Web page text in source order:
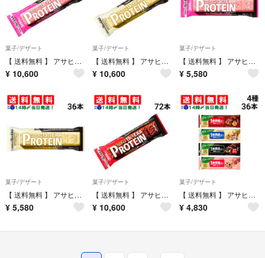
菓子/デザート
【 送料無料 】 アサヒグループ食品 1本満足バー プロテイン ストロベリー 39g × 72本 セット まとめ買い 大容量
¥ 10,600
菓子/デザート
【 送料無料 】 アサヒグループ食品 1本満足バー プロテイン ホワイト 39g × 72本 セット まとめ買い 大容量
¥ 10,600
菓子/デザート
【 送料無料 】 アサヒグループ食品 1本満足バー プロテイン ストロベリー 39g × 36本 セット まとめ買い 大容量
¥ 5,580
菓子/デザート
【 送料無料 】 アサヒグループ食品 1本満足バー プロテイン ホワイト 39g × 36本 セット まとめ買い 大容量
¥ 5,580
菓子/デザート
【 送料無料 】 アサヒグループ食品 1本満足バー プロテイン チョコ 39g × 72本 セット まとめ買い 大容量
¥ 10,600
菓子/デザート
【 送料無料 】 アサヒグループ食品 1本満足バー シリアル 4種 ( チョコ ホワイト ブラック 苺 ) 各9本 計36本 食べ比べ 詰め合わせ アソート セット まとめ買い 栄養補助食品
¥ 4,830